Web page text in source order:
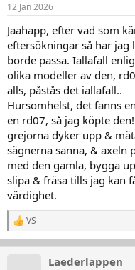
12 Jan 2026
Jaahapp, efter vad som
eftersökningar så har jag
borde passa. Iallafall
olika modeller av den,
alls, påstås det iallafall..
Hursomhelst, det fanns
en rd07, så jag köpte
grejorna dyker upp &
sägnerna sanna, & axeln
med den gamla, bygga
slipa & fräsa tills jag kan
värdighet.
R
e
a
VS
Laederlappen